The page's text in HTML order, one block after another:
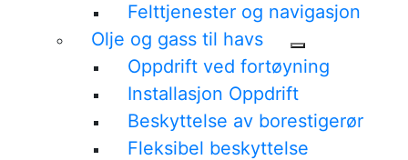
Felttjenester og navigasjon
Olje og gass til havs
Oppdrift ved fortøyning
Installasjon Oppdrift
Beskyttelse av borestigerør
Fleksibel beskyttelse